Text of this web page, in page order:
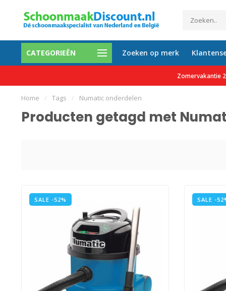
CATEGORIEËN Zoeken op merk
tevreden klanten Gratis verzending vanaf
Zomervakantie
Home / Tags / Numatic onderdelen
Producten getagd met
SALE -52% SALE -